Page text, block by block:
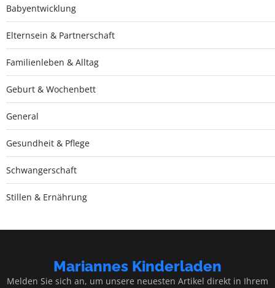
Babyentwicklung
Elternsein & Partnerschaft
Familienleben & Alltag
Geburt & Wochenbett
General
Gesundheit & Pflege
Schwangerschaft
Stillen & Ernährung
Mariannes Kinderladen
Melden Sie sich an, um unsere neuesten Artikel direkt in Ihrem